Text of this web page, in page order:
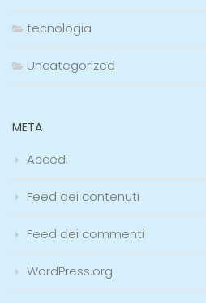
tecnologia
Uncategorized
META
Accedi
Feed dei contenuti
Feed dei commenti
WordPress.org